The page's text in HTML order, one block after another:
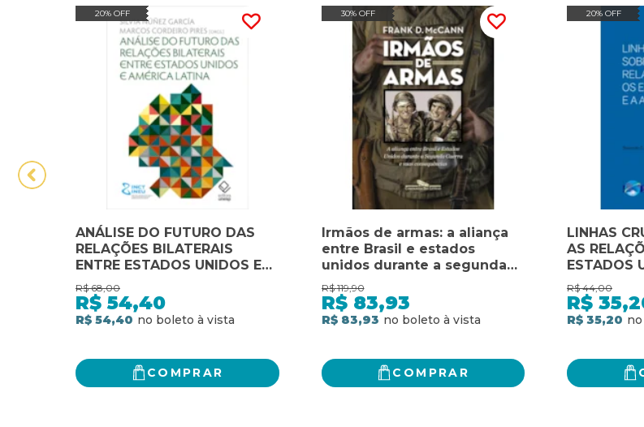
20% OFF
ANÁLISE DO FUTURO DAS
RELAÇÕES BILATERAIS
ENTRE ESTADOS UNIDOS E
AMÉRICA LATINA
R$ 68,00
R$ 54,40
R$ 54,40
COMPRAR
30% OFF
Irmãos de armas: a aliança
entre Brasil e estados
unidos durante a segunda
guerra e suas
consequências
R$ 119,90
R$ 83,93
R$ 83,93
COMPRAR
20% OFF
LINHAS
AS
ESTADOS
ALEMANHA
R$ 44,00
R$
R$ 35,20